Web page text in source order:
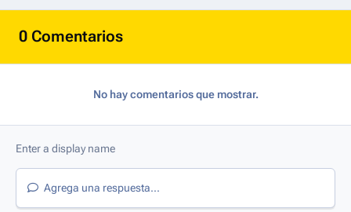
0 Comentarios
No hay comentarios que mostrar.
Agrega una respuesta...